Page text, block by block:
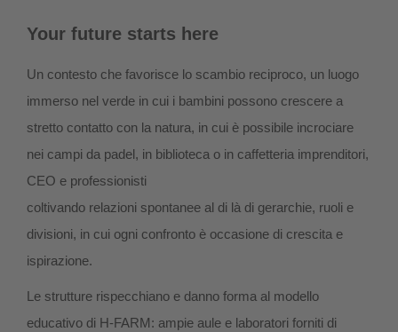
Your future starts here
Un contesto che favorisce lo scambio reciproco, un luogo
immerso nel verde in cui i bambini possono crescere a
stretto contatto con la natura, in cui è possibile incrociare
nei campi da padel, in biblioteca o in caffetteria imprenditori,
CEO e professionisti
coltivando relazioni spontanee al di là di gerarchie, ruoli e
divisioni, in cui ogni confronto è occasione di crescita e
ispirazione.
Le strutture rispecchiano e danno forma al modello
educativo di H-FARM: ampie aule e laboratori forniti di